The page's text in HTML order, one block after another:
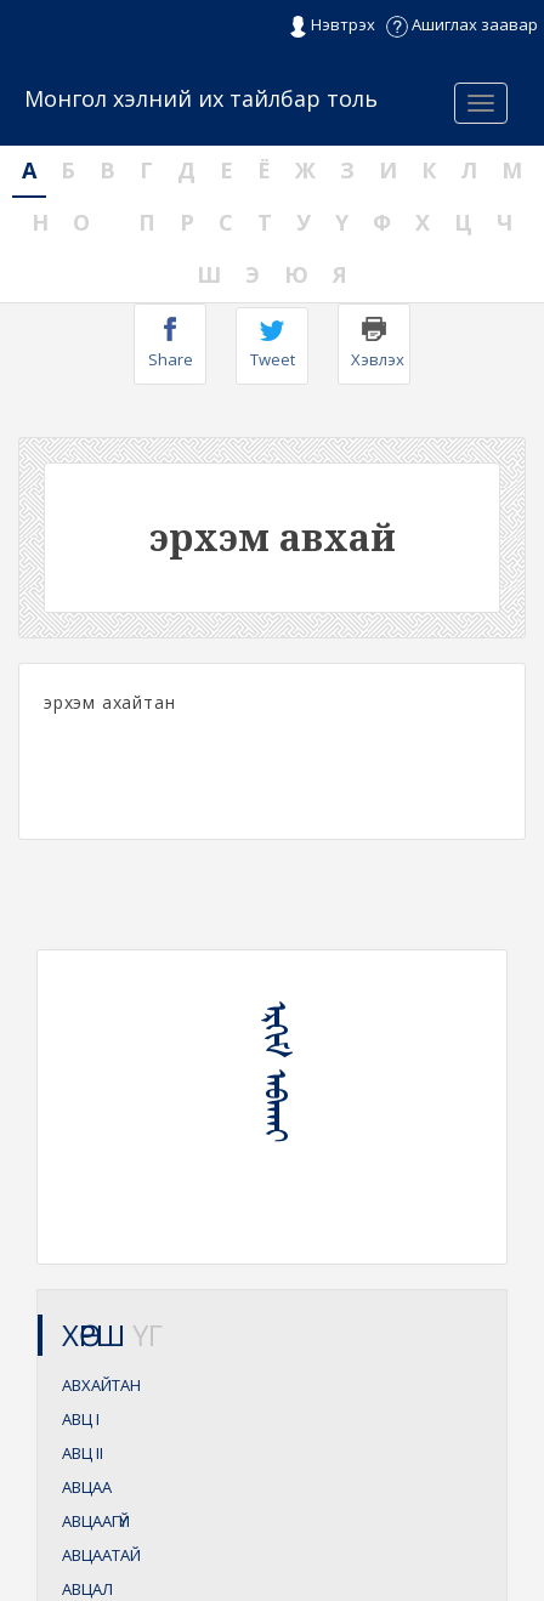
Нэвтрэх Ашиглах заавар
Menu
Монгол хэлний их тайлбар толь
А Б В Г Д Е Ё Ж З И К Л
М
Н
О П Р С Т У Ү Ф Х Ц
Ч
Ш
Э Ю Я
Share Tweet Хэвлэх
эрхэм авхай
эрхэм ахайтан
ᠡᠷᠬᠢᠮ ᠠᠪᠠᠬᠠᠶ
ХӨРШ ҮГ
АВХАЙТАН
АВЦI
АВЦII
АВЦАА
АВЦААГҮЙ
АВЦААТАЙ
АВЦАЛ